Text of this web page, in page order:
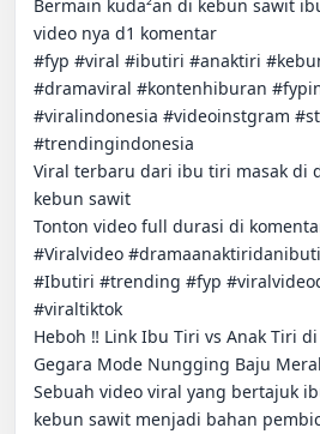
Bermain kuda²an di kebun sawit
video nya d1 komentar
#fyp #viral #ibutiri #anaktiri
#dramaviral #kontenhiburan
#viralindonesia #videoinstgram
#trendingindonesia
Viral terbaru dari ibu tiri masak di
kebun sawit
Tonton video full durasi di
#Viralvideo
#Ibutiri #trending #fyp
#viraltiktok
Heboh ‼️ Link Ibu Tiri vs Anak Tiri
Gegara Mode Nungging Baju
Sebuah video viral yang bertajuk
kebun sawit menjadi bahan